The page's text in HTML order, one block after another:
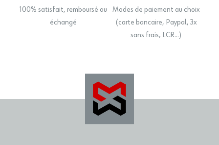
100% satisfait, remboursé ou
échangé
Modes de paiement au choix
(carte bancaire, Paypal, 3x
sans frais, LCR…)